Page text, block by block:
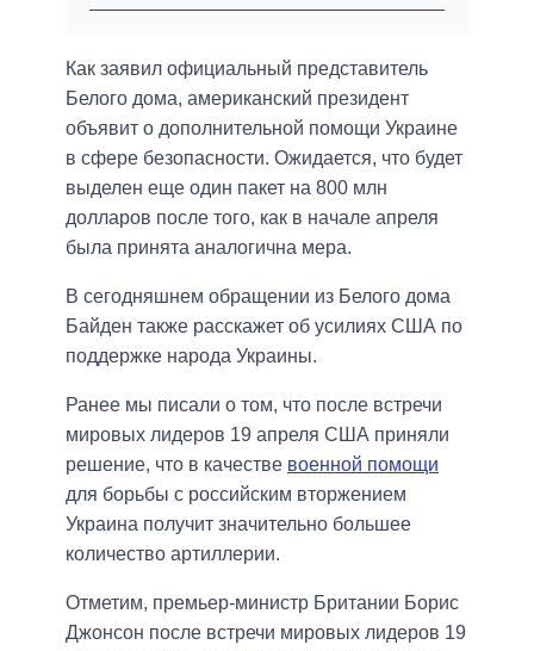
Как заявил официальный представитель
Белого дома, американский президент
объявит о дополнительной помощи Украине
в сфере безопасности. Ожидается, что будет
выделен еще один пакет на 800 млн
долларов после того, как в начале апреля
была принята аналогична мера.
В сегодняшнем обращении из Белого дома
Байден также расскажет об усилиях США по
поддержке народа Украины.
Ранее мы писали о том, что после встречи
мировых лидеров 19 апреля США приняли
решение, что в качестве военной помощи
для борьбы с российским вторжением
Украина получит значительно большее
количество артиллерии.
Отметим, премьер-министр Британии Борис
Джонсон после встречи мировых лидеров 19